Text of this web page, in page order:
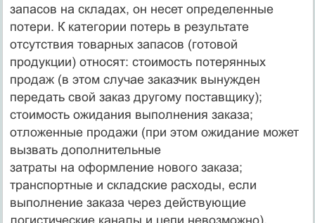
запасов на складах, он несет определенные
потери. К категории потерь в результате
отсутствия товарных запасов (готовой
продукции) относят: стоимость потерянных
продаж (в этом случае заказчик вынужден
передать свой заказ другому поставщику);
стоимость ожидания выполнения заказа;
отложенные продажи (при этом ожидание может
вызвать дополнительные
затраты на оформление нового заказа;
транспортные и складские расходы, если
выполнение заказа через действующие